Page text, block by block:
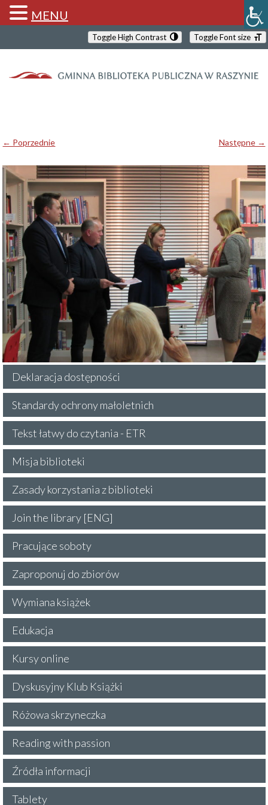
Toggle High Contrast Toggle Font size
← Poprzednie Następne →
Deklaracja dostępności
Standardy ochrony małoletnich
Tekst łatwy do czytania - ETR
Misja biblioteki
Zasady korzystania z biblioteki
Join the library [ENG]
Pracujące soboty
Zaproponuj do zbiorów
Wymiana książek
Edukacja
Kursy online
Dyskusyjny Klub Książki
Różowa skrzyneczka
Reading with passion
Źródła informacji
Tablety
MENU